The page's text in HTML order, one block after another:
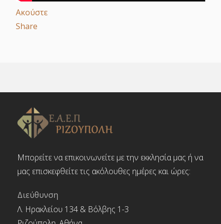
Ακούστε
Share
Μπορείτε να επικοινωνείτε με την εκκλησία μας ή να
μας επισκεφθείτε τις ακόλουθες ημέρες και ώρες:
Διεύθυνση
Λ. Ηρακλείου 134 & Βόλβης 1-3